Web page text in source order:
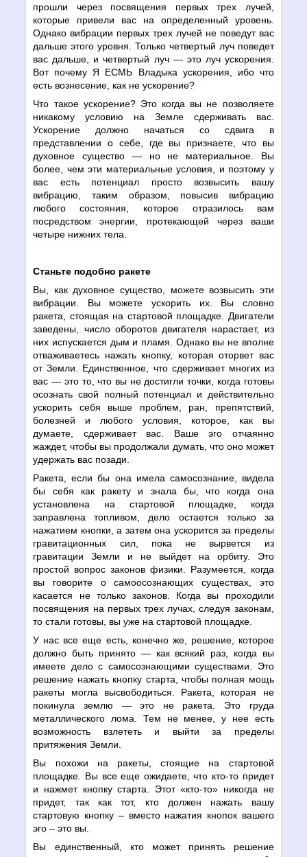
прошли через посвящения первых трех лучей,
которые привели вас на определенный уровень.
Однако вибрации первых трех лучей не поведут вас
дальше этого уровня. Только четвертый луч поведет
вас дальше, и четвертый луч — это луч ускорения.
Вот почему Я ЕСМЬ Владыка ускорения, ибо что
есть вознесение, как не ускорение?
Что такое ускорение? Это когда вы не позволяете
никакому условию на Земле сдерживать вас.
Ускорение должно начаться со сдвига в
представлении о себе, где вы признаете, что вы
духовное существо — но не материальное. Вы
более, чем эти материальные условия, и поэтому у
вас есть потенциал просто возвысить вашу
вибрацию, таким образом, повысив вибрацию
любого состояния, которое отразилось вам
посредством энергии, протекающей через ваши
четыре нижних тела.
Станьте подобно ракете
Вы, как духовное существо, можете возвысить эти
вибрации. Вы можете ускорить их. Вы словно
ракета, стоящая на стартовой площадке. Двигатели
заведены, число оборотов двигателя нарастает, из
них испускается дым и пламя. Однако вы не вполне
отваживаетесь нажать кнопку, которая оторвет вас
от Земли. Единственное, что сдерживает многих из
вас — это то, что вы не достигли точки, когда готовы
осознать свой полный потенциал и действительно
ускорить себя выше проблем, ран, препятствий,
болезней и любого условия, которое, как вы
думаете, сдерживает вас. Ваше эго отчаянно
жаждет, чтобы вы продолжали думать, что оно может
удержать вас позади.
Ракета, если бы она имела самосознание, видела
бы себя как ракету и знала бы, что когда она
установлена на стартовой площадке, когда
заправлена топливом, дело остается только за
нажатием кнопки, а затем она ускорится за пределы
гравитационных сил, пока не вырвется из
гравитации Земли и не выйдет на орбиту. Это
простой вопрос законов физики. Разумеется, когда
вы говорите о самоосознающих существах, это
касается не только законов. Когда вы проходили
посвящения на первых трех лучах, следуя законам,
то стали готовы, вы уже на стартовой площадке.
У нас все еще есть, конечно же, решение, которое
должно быть принято — как всякий раз, когда вы
имеете дело с самосознающими существами. Это
решение нажать кнопку старта, чтобы полная мощь
ракеты могла высвободиться. Ракета, которая не
покинула землю — это не ракета. Это груда
металлического лома. Тем не менее, у нее есть
возможность взлететь и выйти за пределы
притяжения Земли.
Вы похожи на ракеты, стоящие на стартовой
площадке. Вы все еще ожидаете, что кто-то придет
и нажмет кнопку старта. Этот «кто-то» никогда не
придет, так как тот, кто должен нажать вашу
стартовую кнопку – вместо нажатия кнопок вашего
эго – это вы.
Вы единственный, кто может принять решение